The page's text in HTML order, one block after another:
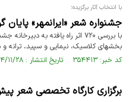
با انتخاب آثار برگزیده؛
جشنواره شعر «ایرانمهر» پایان
بخشهای کلاسیک، نیمایی و سپید، ترانه و
کد خبر: ۳۵۴۴۱۳ تاریخ انتشار : ۱۴۰۴/۱۱/۲۸
برگزاری کارگاه تخصصی شعر